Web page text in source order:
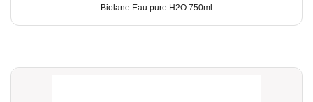
Biolane Eau pure H2O 750ml